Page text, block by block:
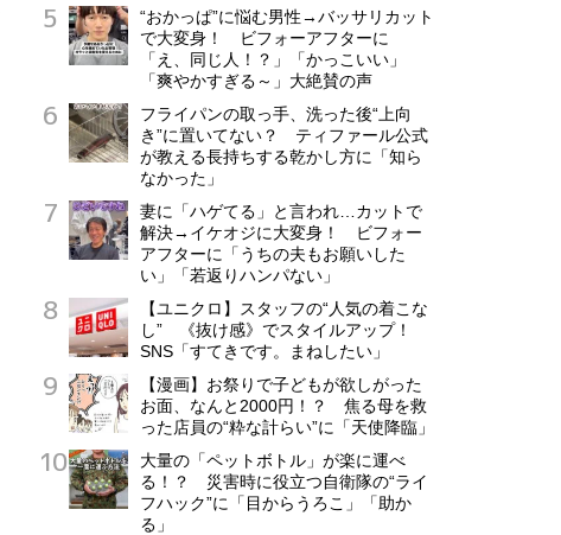
“おかっぱ”に悩む男性→バッサリカット
で大変身！ ビフォーアフターに
「え、同じ人！？」「かっこいい」
「爽やかすぎる～」大絶賛の声
フライパンの取っ手、洗った後“上向
き”に置いてない？ ティファール公式
が教える長持ちする乾かし方に「知ら
なかった」
妻に「ハゲてる」と言われ…カットで
解決→イケオジに大変身！ ビフォー
アフターに「うちの夫もお願いした
い」「若返りハンパない」
【ユニクロ】スタッフの“人気の着こな
し” 《抜け感》でスタイルアップ！
SNS「すてきです。まねしたい」
【漫画】お祭りで子どもが欲しがった
お面、なんと2000円！？ 焦る母を救
った店員の“粋な計らい”に「天使降臨」
大量の「ペットボトル」が楽に運べ
る！？ 災害時に役立つ自衛隊の“ライ
フハック”に「目からうろこ」「助か
る」